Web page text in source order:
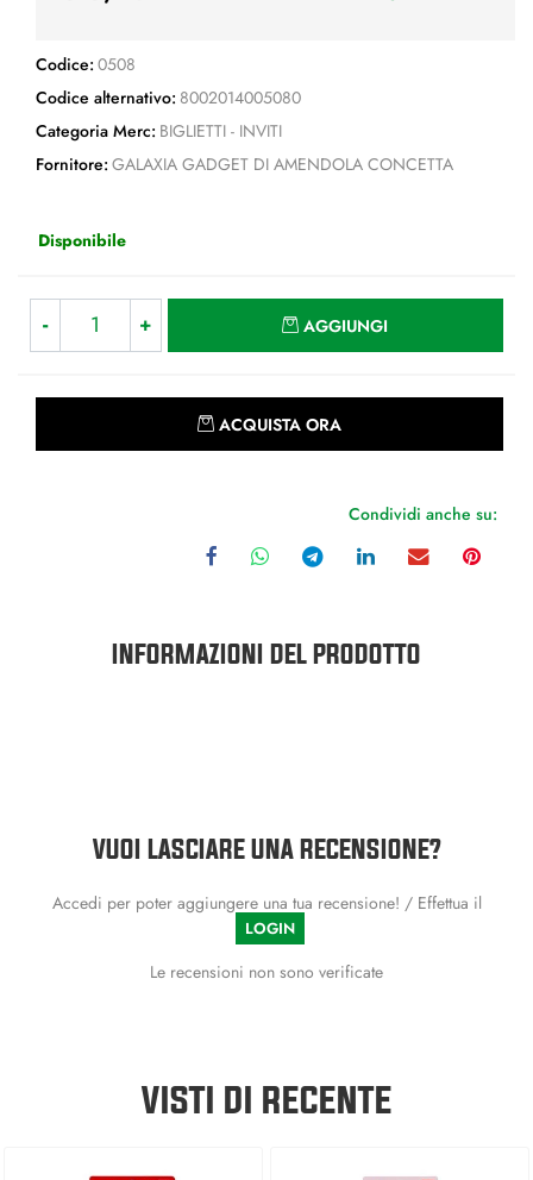
Codice: 0508
Codice alternativo: 8002014005080
Categoria Merc: BIGLIETTI - INVITI
Fornitore: GALAXIA GADGET DI AMENDOLA CONCETTA
Disponibile
AGGIUNGI
ACQUISTA ORA
Condividi anche su:
INFORMAZIONI DEL PRODOTTO
VUOI LASCIARE UNA RECENSIONE?
Accedi per poter aggiungere una tua recensione! / Effettua il
LOGIN
Le recensioni non sono verificate
VISTI DI RECENTE